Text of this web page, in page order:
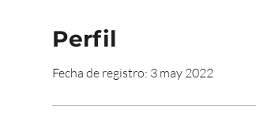
Perfil
Fecha de registro: 3 may 2022